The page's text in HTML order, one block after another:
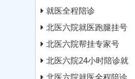
就医全程陪诊
北医六院就医跑腿挂号
北医六院帮挂专家号
北医六院24小时陪诊就